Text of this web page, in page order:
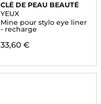
CLÉ DE PEAU BEAUTÉ
YEUX
Mine pour stylo eye liner
- recharge
33,60 €